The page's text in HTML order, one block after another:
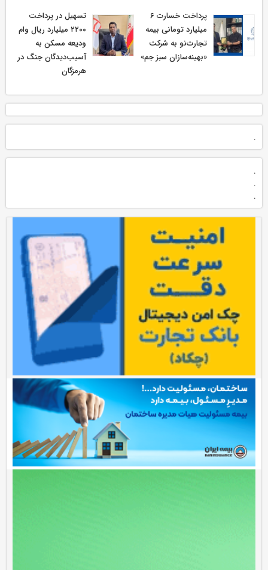
پرداخت خسارت ۶
میلیارد تومانی بیمه
تجارت‌نو به شرکت
«بهینه‌سازان سبز جم»
تسهیل در پرداخت
۲۲۰۰ میلیارد ریال وام
ودیعه مسکن به
آسیب‌دیدگان جنگ در
هرمزگان
.
.
.
.